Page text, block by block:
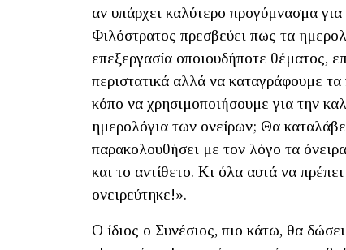
αν υπάρχει καλύτερο προγύμνασμα
Φιλόστρατος πρεσβεύει πως τα
επεξεργασία οποιουδήποτε θέματος,
περιστατικά αλλά να καταγράφουμε
κόπο να χρησιμοποιήσουμε για την
ημερολόγια των ονείρων; Θα
παρακολουθήσει με τον λόγο τα
και το αντίθετο. Κι όλα αυτά να
ονειρεύτηκε!».
Ο ίδιος ο Συνέσιος, πιο κάτω, θα